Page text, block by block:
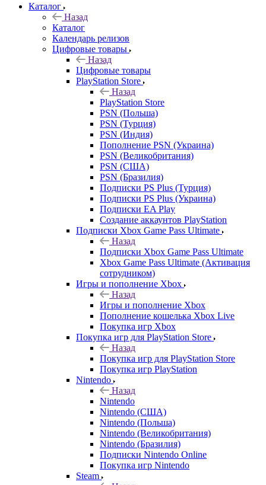
Каталог
Назад
Каталог
Календарь релизов
Цифровые товары
Назад
Цифровые товары
PlayStation Store
Назад
PlayStation Store
PSN (Польша)
PSN (Турция)
PSN (Индия)
Пополнение PSN (Украина)
PSN (Великобритания)
PSN (США)
PSN (Бразилия)
Подписки PS Plus (Турция)
Подписки PS Plus (Украина)
Подписки EA Play
Создание аккаунтов PlayStation
Подписки Xbox Game Pass Ultimate
Назад
Подписки Xbox Game Pass Ultimate
Xbox Game Pass Ultimate (Активация
сотрудником)
Игры и пополнение Xbox
Назад
Игры и пополнение Xbox
Пополнение кошелька Xbox Live
Покупка игр Xbox
Покупка игр для PlayStation Store
Назад
Покупка игр для PlayStation Store
Покупка игр PlayStation
Nintendo
Назад
Nintendo
Nintendo (США)
Nintendo (Польша)
Nintendo (Великобритания)
Nintendo (Бразилия)
Подписки Nintendo Online
Покупка игр Nintendo
Steam